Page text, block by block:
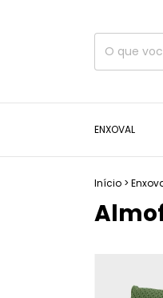
ENXOVAL
Início >